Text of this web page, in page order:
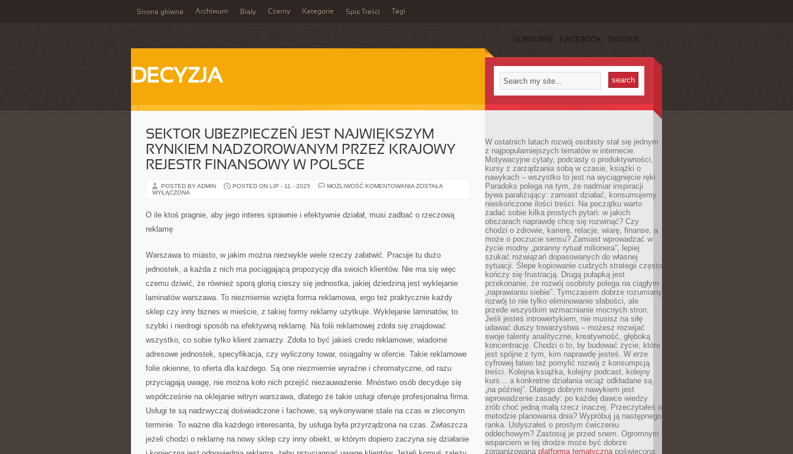
Strona główna Archiwum Biały Czarny Kategorie Spis Treści Tagi
SUBSCRIBE FACEBOOK TWITTER
DECYZJA
SEKTOR UBEZPIECZEŃ JEST NAJWIĘKSZYM
RYNKIEM NADZOROWANYM PRZEZ KRAJOWY
REJESTR FINANSOWY W POLSCE
POSTED BY ADMIN POSTED ON LIP - 11 - 2025 MOŻLIWOŚĆ KOMENTOWANIA SEKTOR
NADZOROWANYM
POLSCE
ZOSTAŁA
WYŁĄCZONA
O ile ktoś pragnie, aby jego interes sprawnie i efektywnie działał, musi zadbać o rzeczową
reklamę
Warszawa to miasto, w jakim można niezwykle wiele rzeczy załatwić. Pracuje tu dużo
jednostek, a każda z nich ma pociągającą propozycję dla swoich klientów. Nie ma się więc
czemu dziwić, że również sporą glorią cieszy się jednostka, jakiej dziedziną jest wyklejanie
laminatów warszawa. To niezmiernie wzięta forma reklamowa, ergo też praktycznie każdy
sklep czy inny biznes w mieście, z takiej formy reklamy użytkuje. Wyklejanie laminatów, to
szybki i niedrogi sposób na efektywną reklamę. Na folii reklamowej zdoła się znajdować
wszystko, co sobie tylko klient zamarzy. Zdoła to być jakieś credo reklamowe, wiadome
adresowe jednostek, specyfikacja, czy wyliczony towar, osiągalny w ofercie. Takie reklamowe
folie okienne, to oferta dla każdego. Są one niezmiernie wyraźne i chromatyczne, od razu
przyciągają uwagę, nie można koło nich przejść niezauważenie. Mnóstwo osób decyduje się
współcześnie na oklejanie witryn warszawa, dlatego że takie usługi oferuje profesjonalna firma.
Usługi te są nadzwyczaj doświadczone i fachowe, są wykonywane stale na czas w zleconym
terminie. To ważne dla każdego interesanta, by usługa była przyrządzona na czas. Zwłaszcza
jeżeli chodzi o reklamę na nowy sklep czy inny obiekt, w którym dopiero zaczyna się działanie
W ostatnich latach rozwój osobisty stał się jednym
z najpopularniejszych tematów w internecie.
Motywacyjne cytaty, podcasty o produktywności,
kursy z zarządzania sobą w czasie, książki o
nawykach – wszystko to jest na wyciągnięcie ręki.
Paradoks polega na tym, że nadmiar inspiracji
bywa paraliżujący: zamiast działać, konsumujemy
nieskończone ilości treści. Na początku warto
zadać sobie kilka prostych pytań: w jakich
obszarach naprawdę chcę się rozwinąć? Czy
chodzi o zdrowie, karierę, relacje, wiarę, finanse, a
może o poczucie sensu? Zamiast wprowadzać w
życie modny „poranny rytuał milionera”, lepiej
szukać rozwiązań dopasowanych do własnej
sytuacji. Ślepe kopiowanie cudzych strategii często
kończy się frustracją. Drugą pułapką jest
przekonanie, że rozwój osobisty polega na ciągłym
„naprawianiu siebie”. Tymczasem dobrze rozumiany
rozwój to nie tylko eliminowanie słabości, ale
przede wszystkim wzmacnianie mocnych stron.
Jeśli jesteś introwertykiem, nie musisz na siłę
udawać duszy towarzystwa – możesz rozwijać
swoje talenty analityczne, kreatywność, głęboką
koncentrację. Chodzi o to, by budować życie, które
jest spójne z tym, kim naprawdę jesteś. W erze
cyfrowej łatwo też pomylić rozwój z konsumpcją
treści. Kolejna książka, kolejny podcast, kolejny
kurs… a konkretne działania wciąż odkładane są
„na później”. Dlatego dobrym nawykiem jest
wprowadzenie zasady: po każdej dawce wiedzy
zrób choć jedną małą rzecz inaczej. Przeczytałeś o
metodzie planowania dnia? Wypróbuj ją następnego
ranka. Usłyszałeś o prostym ćwiczeniu
oddechowym? Zastosuj je przed snem. Ogromnym
wsparciem w tej drodze może być dobrze
zorganizowana platforma tematycznapoświęcona